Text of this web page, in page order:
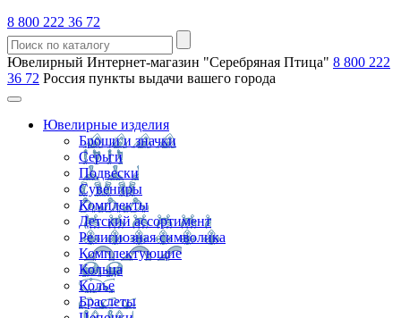
8 800 222 36 72
Ювелирный Интернет-магазин "Серебряная Птица" 8 800 222
36 72 Россия пункты выдачи вашего города
Ювелирные изделия
Броши и значки
Серьги
Подвески
Сувениры
Комплекты
Детский ассортимент
Религиозная символика
Комплектующие
Кольца
Колье
Браслеты